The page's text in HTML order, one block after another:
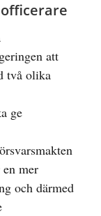
att
två olika
ge
mer
och därmed